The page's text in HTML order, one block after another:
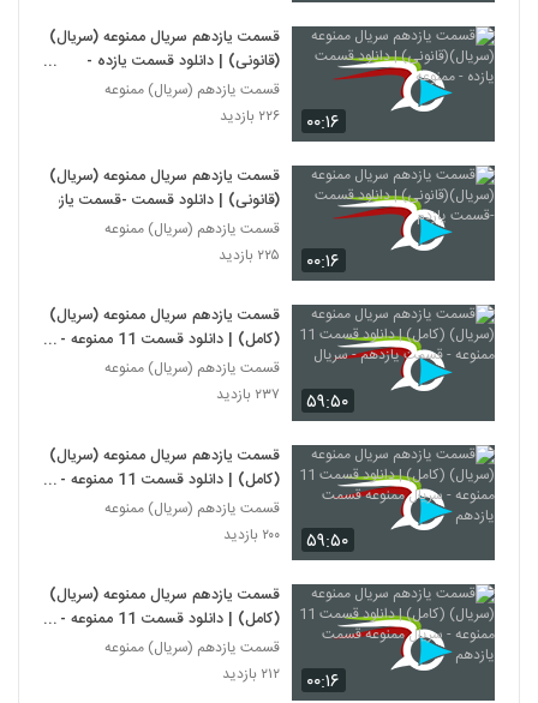
۰۰:۱۶
قسمت یازدهم سریال ممنوعه (سریال)
(قانونی) | دانلود قسمت یازده -
ممنوعه
قسمت یازدهم (سریال) ممنوعه
۲۲۶ بازدید
۰۰:۱۶
قسمت یازدهم سریال ممنوعه (سریال)
(قانونی) | دانلود قسمت -قسمت یازدم
قسمت یازدهم (سریال) ممنوعه
۲۲۵ بازدید
۵۹:۵۰
قسمت یازدهم سریال ممنوعه (سریال)
(کامل) | دانلود قسمت 11 ممنوعه -
قسمت یازدهم - سریال
قسمت یازدهم (سریال) ممنوعه
۲۳۷ بازدید
۵۹:۵۰
قسمت یازدهم سریال ممنوعه (سریال)
(کامل) | دانلود قسمت 11 ممنوعه -
سریال ممنوعه قسمت یازدهم
قسمت یازدهم (سریال) ممنوعه
۲۰۰ بازدید
۰۰:۱۶
قسمت یازدهم سریال ممنوعه (سریال)
(کامل) | دانلود قسمت 11 ممنوعه -
سریال ممنوعه قسمت یازدهم
قسمت یازدهم (سریال) ممنوعه
۲۱۲ بازدید